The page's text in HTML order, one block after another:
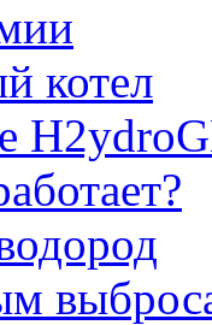
котел